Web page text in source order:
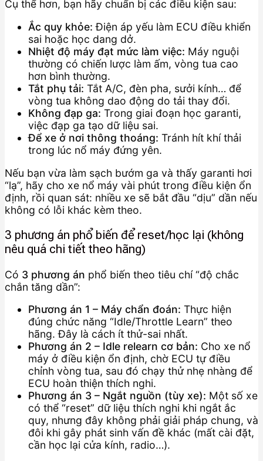
Cụ thể hơn, bạn hãy chuẩn bị các điều kiện sau:
Ắc quy khỏe: Điện áp yếu làm ECU điều khiển
sai hoặc học dang dở.
Nhiệt độ máy đạt mức làm việc: Máy nguội
thường có chiến lược làm ấm, vòng tua cao
hơn bình thường.
Tắt phụ tải: Tắt A/C, đèn pha, sưởi kính… để
vòng tua không dao động do tải thay đổi.
Không đạp ga: Trong giai đoạn học garanti,
việc đạp ga tạo dữ liệu sai.
Để xe ở nơi thông thoáng: Tránh hít khí thải
trong lúc nổ máy đứng yên.
Nếu bạn vừa làm sạch bướm ga và thấy garanti hơi
“lạ”, hãy cho xe nổ máy vài phút trong điều kiện ổn
định, rồi quan sát: nhiều xe sẽ bắt đầu “dịu” dần nếu
không có lỗi khác kèm theo.
3 phương án phổ biến để reset/học lại (không
nêu quá chi tiết theo hãng)
Có 3 phương án phổ biến theo tiêu chí “độ chắc
chắn tăng dần”:
Phương án 1 – Máy chẩn đoán: Thực hiện
đúng chức năng “Idle/Throttle Learn” theo
hãng. Đây là cách ít thử-sai nhất.
Phương án 2 – Idle relearn cơ bản: Cho xe nổ
máy ở điều kiện ổn định, chờ ECU tự điều
chỉnh vòng tua, sau đó chạy thử nhẹ nhàng để
ECU hoàn thiện thích nghi.
Phương án 3 – Ngắt nguồn (tùy xe): Một số xe
có thể “reset” dữ liệu thích nghi khi ngắt ắc
quy, nhưng đây không phải giải pháp chung, và
đôi khi gây phát sinh vấn đề khác (mất cài đặt,
cần học lại cửa kính, radio…).